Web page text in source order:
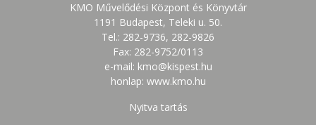
KMO Művelődési Központ és Könyvtár
1191 Budapest, Teleki u. 50.
Tel.: 282-9736, 282-9826
Fax: 282-9752/0113
e-mail: kmo@kispest.hu
honlap: www.kmo.hu
Nyitva tartás